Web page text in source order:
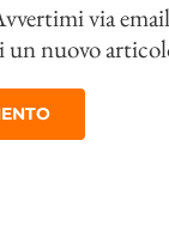
via
nuovo